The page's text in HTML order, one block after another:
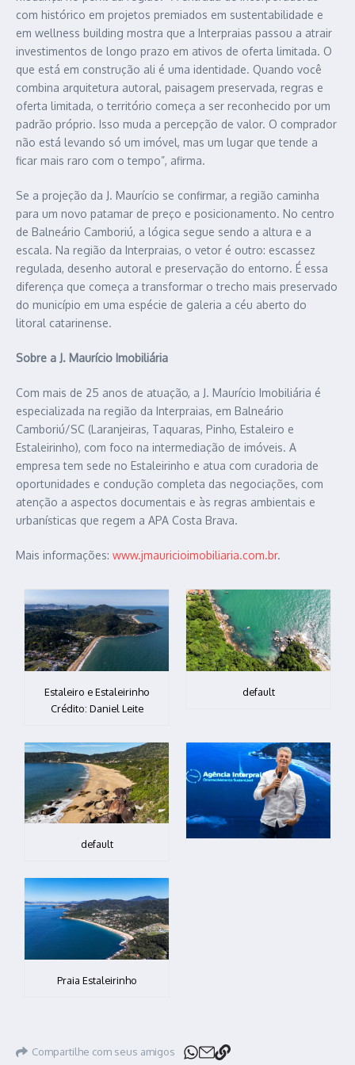
com histórico em projetos premiados em sustentabilidade e
em wellness building mostra que a Interpraias passou a atrair
investimentos de longo prazo em ativos de oferta limitada. O
que está em construção ali é uma identidade. Quando você
combina arquitetura autoral, paisagem preservada, regras e
oferta limitada, o território começa a ser reconhecido por um
padrão próprio. Isso muda a percepção de valor. O comprador
não está levando só um imóvel, mas um lugar que tende a
ficar mais raro com o tempo”, afirma.
Se a projeção da J. Maurício se confirmar, a região caminha
para um novo patamar de preço e posicionamento. No centro
de Balneário Camboriú, a lógica segue sendo a altura e a
escala. Na região da Interpraias, o vetor é outro: escassez
regulada, desenho autoral e preservação do entorno. É essa
diferença que começa a transformar o trecho mais preservado
do município em uma espécie de galeria a céu aberto do
litoral catarinense.
Sobre a J. Maurício Imobiliária
Com mais de 25 anos de atuação, a J. Maurício Imobiliária é
especializada na região da Interpraias, em Balneário
Camboriú/SC (Laranjeiras, Taquaras, Pinho, Estaleiro e
Estaleirinho), com foco na intermediação de imóveis. A
empresa tem sede no Estaleirinho e atua com curadoria de
oportunidades e condução completa das negociações, com
atenção a aspectos documentais e às regras ambientais e
urbanísticas que regem a APA Costa Brava.
Mais informações: www.jmauricioimobiliaria.com.br.
Estaleiro e Estaleirinho
Crédito: Daniel Leite
default
default
Praia Estaleirinho
Compartilhe com seus amigos